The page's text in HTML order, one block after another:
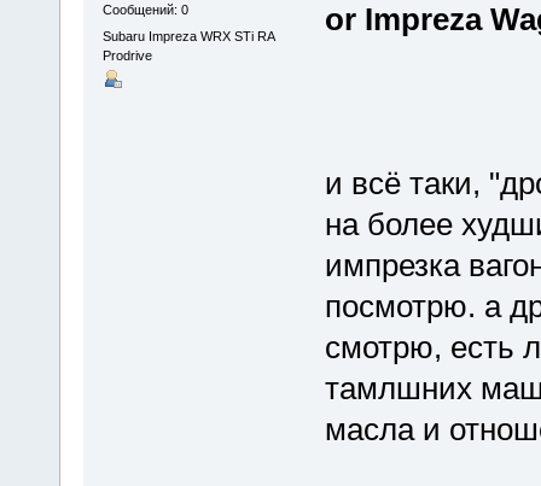
Сообщений: 0
Subaru Impreza WRX STi RA
Prodrive
or Impreza
и всё таки,
на более
импрезка
посмотрю. а
смотрю, есть
тамлшних
масла и